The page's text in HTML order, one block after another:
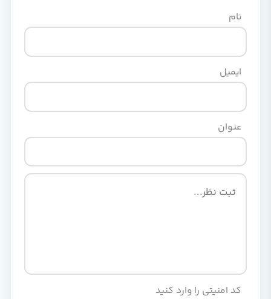
نام
ایمیل
عنوان
کد امنیتی را وارد کنید